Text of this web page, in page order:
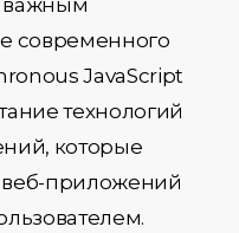
важным
современного
JavaScript
технологий
которые
приложений